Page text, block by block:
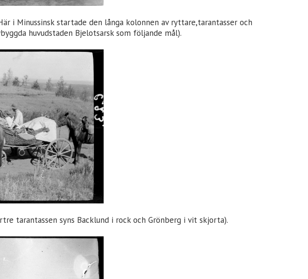
i Minussinsk startade den långa kolonnen av ryttare,tarantasser och
huvudstaden Bjelotsarsk som följande mål).
tarantassen syns Backlund i rock och Grönberg i vit skjorta).